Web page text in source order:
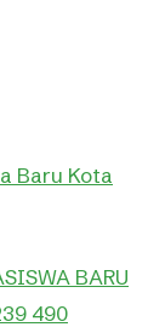
Baru Kota
BARU
490